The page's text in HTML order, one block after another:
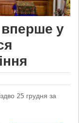
вперше у
25 грудня за